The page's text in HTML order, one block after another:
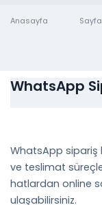
Anasayfa
WhatsApp
WhatsApp sipariş
ve teslimat
hatlardan online
ulaşabilirsiniz.